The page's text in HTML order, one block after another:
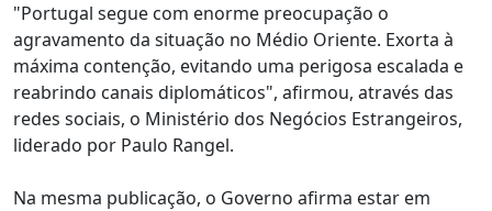
"Portugal segue com enorme preocupação o
agravamento da situação no Médio Oriente. Exorta à
máxima contenção, evitando uma perigosa escalada e
reabrindo canais diplomáticos", afirmou, através das
redes sociais, o Ministério dos Negócios Estrangeiros,
liderado por Paulo Rangel.
Na mesma publicação, o Governo afirma estar em